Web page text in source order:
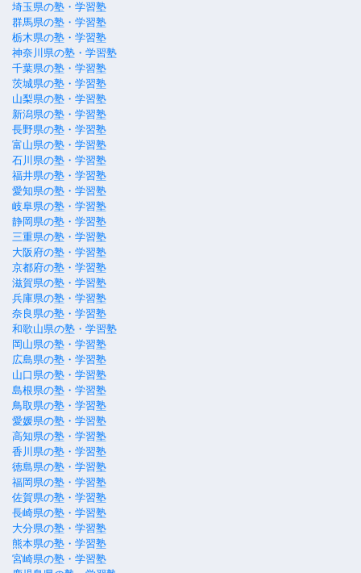
埼玉県の塾・学習塾
群馬県の塾・学習塾
栃木県の塾・学習塾
神奈川県の塾・学習塾
千葉県の塾・学習塾
茨城県の塾・学習塾
山梨県の塾・学習塾
新潟県の塾・学習塾
長野県の塾・学習塾
富山県の塾・学習塾
石川県の塾・学習塾
福井県の塾・学習塾
愛知県の塾・学習塾
岐阜県の塾・学習塾
静岡県の塾・学習塾
三重県の塾・学習塾
大阪府の塾・学習塾
京都府の塾・学習塾
滋賀県の塾・学習塾
兵庫県の塾・学習塾
奈良県の塾・学習塾
和歌山県の塾・学習塾
岡山県の塾・学習塾
広島県の塾・学習塾
山口県の塾・学習塾
島根県の塾・学習塾
鳥取県の塾・学習塾
愛媛県の塾・学習塾
高知県の塾・学習塾
香川県の塾・学習塾
徳島県の塾・学習塾
福岡県の塾・学習塾
佐賀県の塾・学習塾
長崎県の塾・学習塾
大分県の塾・学習塾
熊本県の塾・学習塾
宮崎県の塾・学習塾